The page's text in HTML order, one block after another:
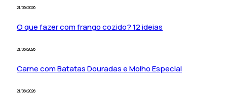
21/06/2026
O que fazer com frango cozido? 12 ideias
21/06/2026
Carne com Batatas Douradas e Molho Especial
21/06/2026